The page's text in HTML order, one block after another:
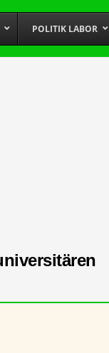
POLITIK LABOR